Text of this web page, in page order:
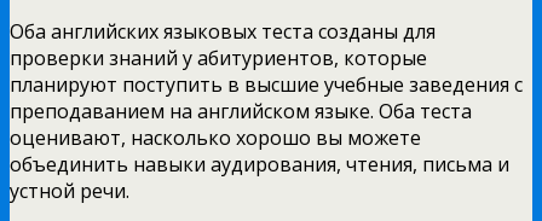
Оба английских языковых теста созданы для
проверки знаний у абитуриентов, которые
планируют поступить в высшие учебные заведения с
преподаванием на английском языке. Оба теста
оценивают, насколько хорошо вы можете
объединить навыки аудирования, чтения, письма и
устной речи.